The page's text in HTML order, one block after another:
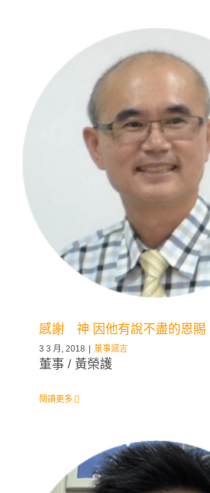
感謝 神 因他有說不盡的恩賜
3 3 月, 2018 董事感言
董事 / 黃榮護
閱讀更多